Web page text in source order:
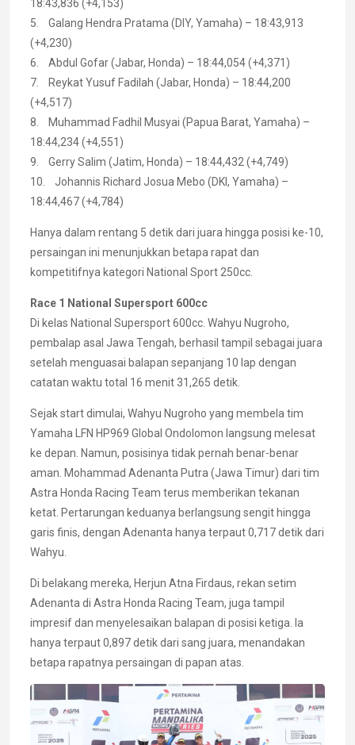
18:43,836 (+4,153)
5. Galang Hendra Pratama (DIY, Yamaha) – 18:43,913
(+4,230)
6. Abdul Gofar (Jabar, Honda) – 18:44,054 (+4,371)
7. Reykat Yusuf Fadilah (Jabar, Honda) – 18:44,200
(+4,517)
8. Muhammad Fadhil Musyai (Papua Barat, Yamaha) –
18:44,234 (+4,551)
9. Gerry Salim (Jatim, Honda) – 18:44,432 (+4,749)
10. Johannis Richard Josua Mebo (DKI, Yamaha) –
18:44,467 (+4,784)
Hanya dalam rentang 5 detik dari juara hingga posisi ke-10,
persaingan ini menunjukkan betapa rapat dan
kompetitifnya kategori National Sport 250cc.
Race 1 National Supersport 600cc
Di kelas National Supersport 600cc. Wahyu Nugroho,
pembalap asal Jawa Tengah, berhasil tampil sebagai juara
setelah menguasai balapan sepanjang 10 lap dengan
catatan waktu total 16 menit 31,265 detik.
Sejak start dimulai, Wahyu Nugroho yang membela tim
Yamaha LFN HP969 Global Ondolomon langsung melesat
ke depan. Namun, posisinya tidak pernah benar-benar
aman. Mohammad Adenanta Putra (Jawa Timur) dari tim
Astra Honda Racing Team terus memberikan tekanan
ketat. Pertarungan keduanya berlangsung sengit hingga
garis finis, dengan Adenanta hanya terpaut 0,717 detik dari
Wahyu.
Di belakang mereka, Herjun Atna Firdaus, rekan setim
Adenanta di Astra Honda Racing Team, juga tampil
impresif dan menyelesaikan balapan di posisi ketiga. Ia
hanya terpaut 0,897 detik dari sang juara, menandakan
betapa rapatnya persaingan di papan atas.